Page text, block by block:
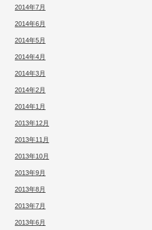
2014年7月
2014年6月
2014年5月
2014年4月
2014年3月
2014年2月
2014年1月
2013年12月
2013年11月
2013年10月
2013年9月
2013年8月
2013年7月
2013年6月